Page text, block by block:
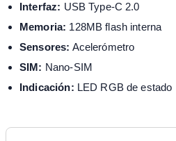
Interfaz: USB Type-C 2.0
Memoria: 128MB flash interna
Sensores: Acelerómetro
SIM: Nano-SIM
Indicación: LED RGB de estado